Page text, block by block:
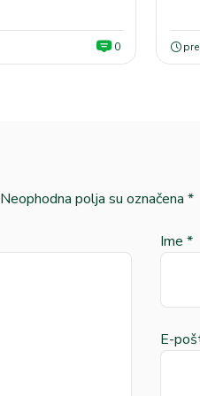
0
Neophodna polja su označena *
Ime *
E-